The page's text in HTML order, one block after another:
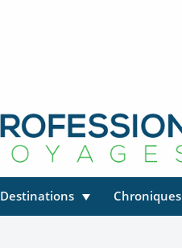
Destinations Chroniques